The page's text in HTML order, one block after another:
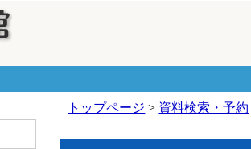
トップページ > 資料検索・予約